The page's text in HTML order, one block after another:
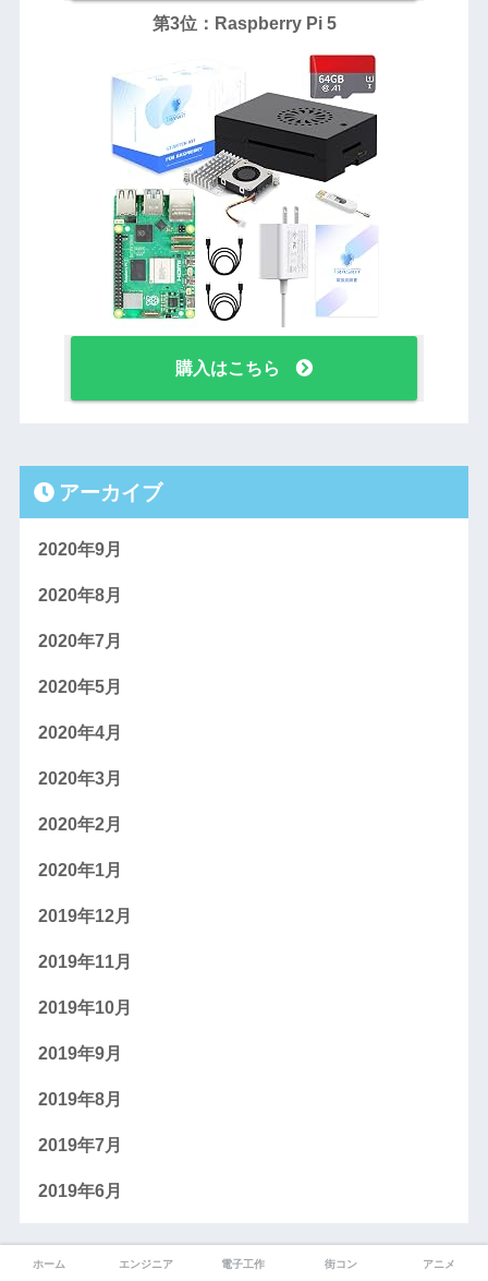
第3位：Raspberry Pi 5
購入はこちら
アーカイブ
2020年9月
2020年8月
2020年7月
2020年5月
2020年4月
2020年3月
2020年2月
2020年1月
2019年12月
2019年11月
2019年10月
2019年9月
2019年8月
2019年7月
2019年6月
ホーム エンジニア 電子工作 街コン アニメ